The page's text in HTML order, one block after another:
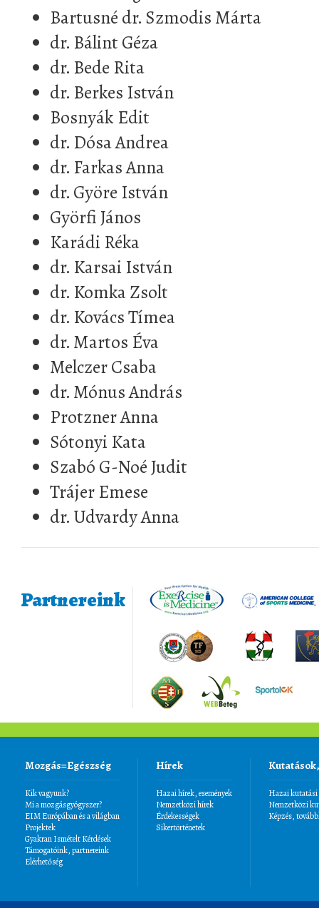
Bartusné dr. Szmodis Márta
dr. Bálint Géza
dr. Bede Rita
dr. Berkes István
Bosnyák Edit
dr. Dósa Andrea
dr. Farkas Anna
dr. Györe István
Györfi János
Karádi Réka
dr. Karsai István
dr. Komka Zsolt
dr. Kovács Tímea
dr. Martos Éva
Melczer Csaba
dr. Mónus András
Protzner Anna
Sótonyi Kata
Szabó G-Noé Judit
Trájer Emese
dr. Udvardy Anna
Partnereink
Mozgás=Egészség
Kik vagyunk?
Mi a mozgásgyógyszer?
EIM Európában és a világban
Projektek
Gyakran Ismételt Kérdések
Támogatóink, partnereink
Elérhetőség
Hírek
Hazai hírek, események
Nemzetközi hírek
Érdekességek
Sikertörténetek
Hazai kutatási
Nemzetközi
Képzés,